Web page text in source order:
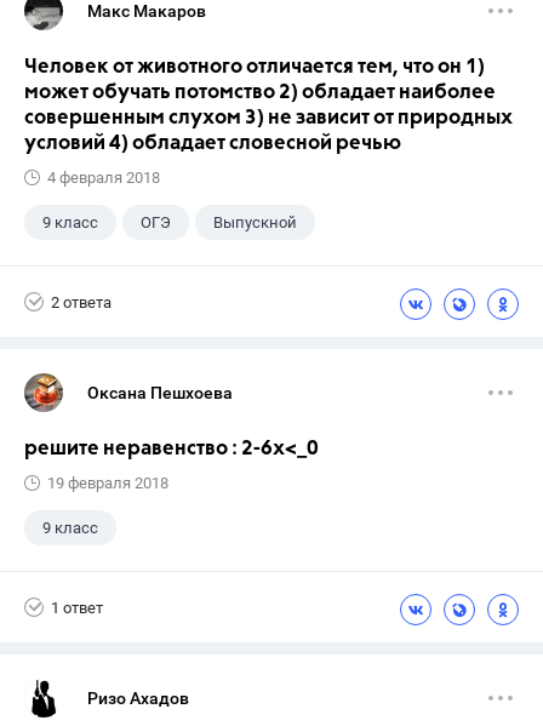
Макс Макаров
Человек от животного отличается тем, что он 1)
может обучать потомство 2) обладает наиболее
совершенным слухом 3) не зависит от природных
условий 4) обладает словесной речью
4 февраля 2018
9 класс ОГЭ Выпускной
2 ответа
Оксана Пешхоева
решите неравенство : 2-6х<_0
19 февраля 2018
9 класс
1 ответ
Ризо Ахадов